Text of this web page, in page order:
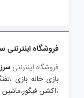
فروشگاه اینترنتی
فروشگاه اینترنتی
بازی خاله بازی ،
،اکشن فیگور،ماشین